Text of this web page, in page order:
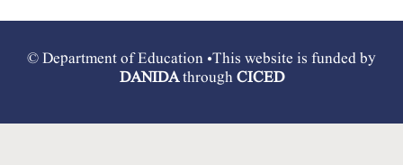
© Department of Education •This website is funded by
DANIDAthroughCICED